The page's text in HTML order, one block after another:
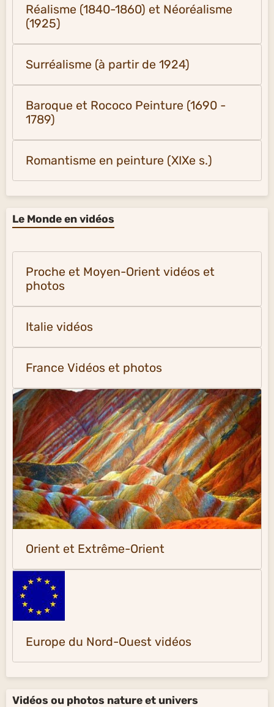
Réalisme (1840-1860) et Néoréalisme
(1925)
Surréalisme (à partir de 1924)
Baroque et Rococo Peinture (1690 -
1789)
Romantisme en peinture (XIXe s.)
Le Monde en vidéos
Proche et Moyen-Orient vidéos et
photos
Italie vidéos
France Vidéos et photos
Orient et Extrême-Orient
Europe du Nord-Ouest vidéos
Vidéos ou photos nature et univers